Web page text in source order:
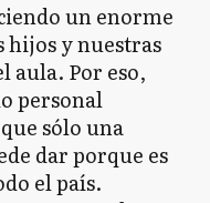
un enorme
hijos y nuestras
aula. Por eso,
personal
sólo una
dar porque es
el país.